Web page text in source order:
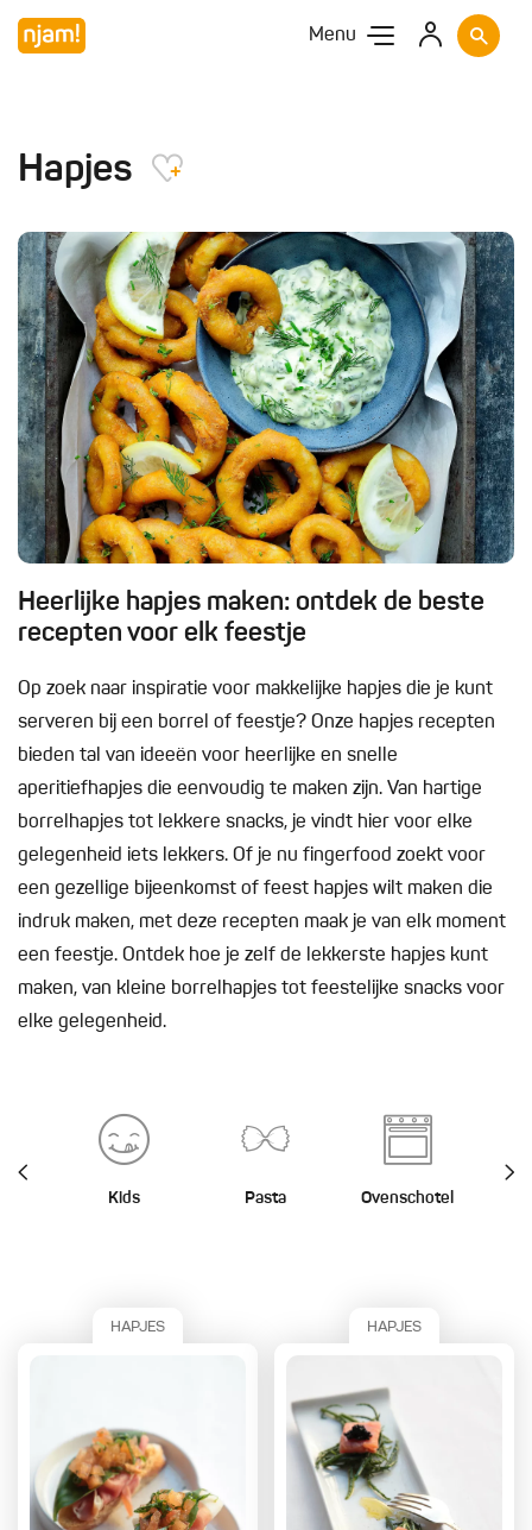
Menu
Hapjes
Heerlijke hapjes maken: ontdek de beste
recepten voor elk feestje
Op zoek naar inspiratie voor makkelijke hapjes die je kunt
serveren bij een borrel of feestje? Onze hapjes recepten
bieden tal van ideeën voor heerlijke en snelle
aperitiefhapjes die eenvoudig te maken zijn. Van hartige
borrelhapjes tot lekkere snacks, je vindt hier voor elke
gelegenheid iets lekkers. Of je nu fingerfood zoekt voor
een gezellige bijeenkomst of feest hapjes wilt maken die
indruk maken, met deze recepten maak je van elk moment
een feestje. Ontdek hoe je zelf de lekkerste hapjes kunt
maken, van kleine borrelhapjes tot feestelijke snacks voor
elke gelegenheid.
Kids Pasta Ovenschotel
HAPJES HAPJES